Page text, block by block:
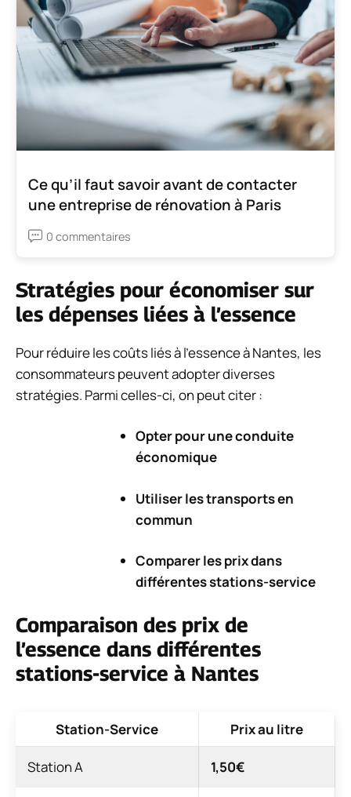
Ce qu’il faut savoir avant de contacter
une entreprise de rénovation à Paris
0 commentaires
Stratégies pour économiser sur
les dépenses liées à l’essence
Pour réduire les coûts liés à l’essence à Nantes, les
consommateurs peuvent adopter diverses
stratégies. Parmi celles-ci, on peut citer :
Opter pour une conduite
économique
Utiliser les transports en
commun
Comparer les prix dans
différentes stations-service
Comparaison des prix de
l’essence dans différentes
stations-service à Nantes
Station-Service Prix au litre
Station A 1,50€